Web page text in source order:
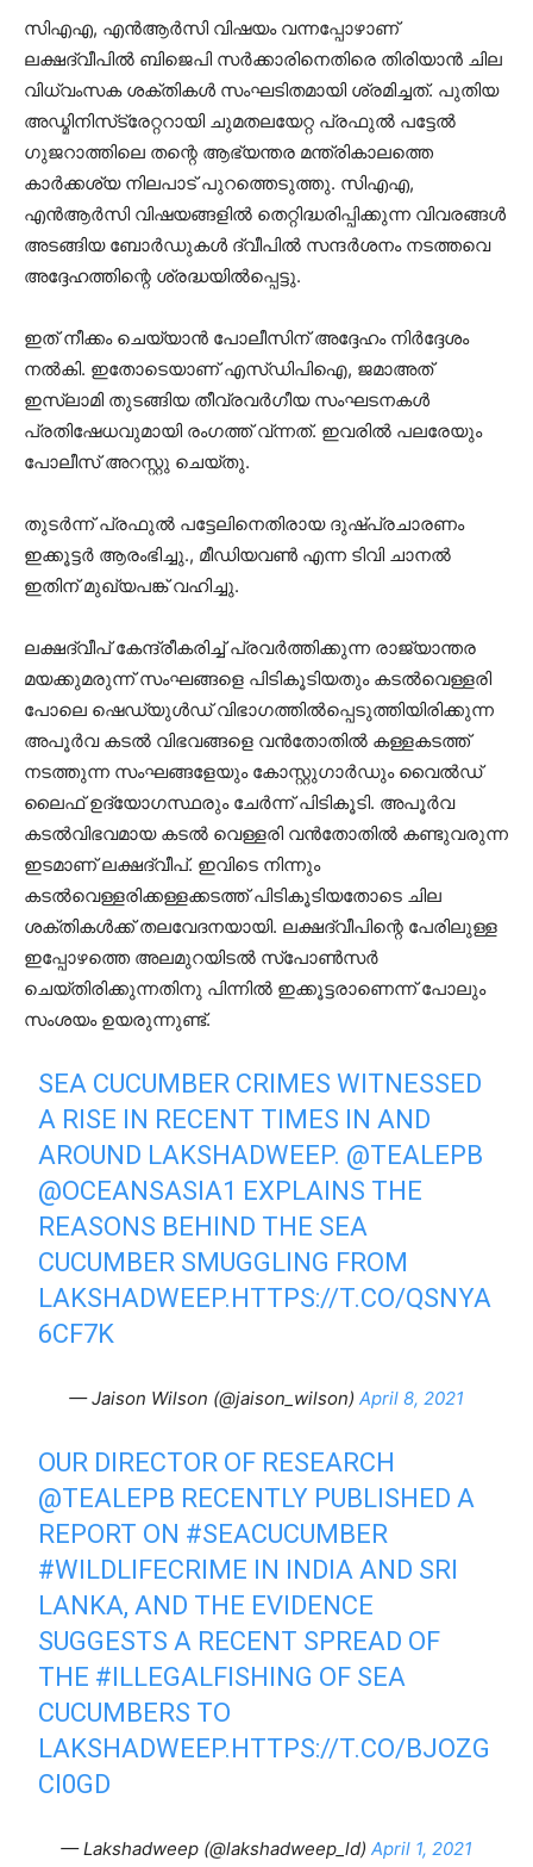
സിഎഎ, എന്‍ആര്‍സി വിഷയം വന്നപ്പോഴാണ്
ലക്ഷദ്വീപില്‍ ബിജെപി സര്‍ക്കാരിനെതിരെ തിരിയാന്‍ ചില
വിധ്വംസക ശക്തികള്‍ സംഘടിതമായി ശ്രമിച്ചത്. പുതിയ
അഡ്മിനിസ്‌ട്രേറ്ററായി ചുമതലയേറ്റ പ്രഫുല്‍ പട്ടേല്‍
ഗുജറാത്തിലെ തന്റെ ആഭ്യന്തര മന്ത്രികാലത്തെ
കാര്‍ക്കശ്യ നിലപാട് പുറത്തെടുത്തു. സിഎഎ,
എന്‍ആര്‍സി വിഷയങ്ങളില്‍ തെറ്റിദ്ധരിപ്പിക്കുന്ന വിവരങ്ങള്‍
അടങ്ങിയ ബോര്‍ഡുകള്‍ ദ്വീപില്‍ സന്ദര്‍ശനം നടത്തവെ
അദ്ദേഹത്തിന്റെ ശ്രദ്ധയില്‍പ്പെട്ടു.
ഇത് നീക്കം ചെയ്യാന്‍ പോലീസിന് അദ്ദേഹം നിര്‍ദ്ദേശം
നല്‍കി. ഇതോടെയാണ് എസ്ഡിപിഐ, ജമാഅത്
ഇസ്ലാമി തുടങ്ങിയ തീവ്രവര്‍ഗീയ സംഘടനകള്‍
പ്രതിഷേധവുമായി രംഗത്ത് വ്ന്നത്. ഇവരില്‍ പലരേയും
പോലീസ് അറസ്റ്റു ചെയ്തു.
തുടര്‍ന്ന് പ്രഫുല്‍ പട്ടേലിനെതിരായ ദുഷ്പ്രചാരണം
ഇക്കൂട്ടര്‍ ആരംഭിച്ചു., മീഡിയവണ്‍ എന്ന ടിവി ചാനല്‍
ഇതിന് മുഖ്യപങ്ക് വഹിച്ചു.
ലക്ഷദ്വീപ് കേന്ദ്രീകരിച്ച് പ്രവര്‍ത്തിക്കുന്ന രാജ്യാന്തര
മയക്കുമരുന്ന് സംഘങ്ങളെ പിടികൂടിയതും കടല്‍വെള്ളരി
പോലെ ഷെഡ്യുള്‍ഡ് വിഭാഗത്തില്‍പ്പെടുത്തിയിരിക്കുന്ന
അപൂര്‍വ കടല്‍ വിഭവങ്ങളെ വന്‍തോതില്‍ കള്ളകടത്ത്
നടത്തുന്ന സംഘങ്ങളേയും കോസ്റ്റുഗാര്‍ഡും വൈല്‍ഡ്
ലൈഫ് ഉദ്യോഗസ്ഥരും ചേര്‍ന്ന് പിടികൂടി. അപൂര്‍വ
കടല്‍വിഭവമായ കടല്‍ വെള്ളരി വന്‍തോതില്‍ കണ്ടുവരുന്ന
ഇടമാണ് ലക്ഷദ്വീപ്. ഇവിടെ നിന്നും
കടല്‍വെള്ളരിക്കള്ളക്കടത്ത് പിടികൂടിയതോടെ ചില
ശക്തികള്‍ക്ക് തലവേദനയായി. ലക്ഷദ്വീപിന്റെ പേരിലുള്ള
ഇപ്പോഴത്തെ അലമുറയിടല്‍ സ്‌പോണ്‍സര്‍
ചെയ്തിരിക്കുന്നതിനു പിന്നില്‍ ഇക്കൂട്ടരാണെന്ന് പോലും
സംശയം ഉയരുന്നുണ്ട്.
SEA CUCUMBER CRIMES WITNESSED
A RISE IN RECENT TIMES IN AND
AROUND LAKSHADWEEP. @TEALEPB
@OCEANSASIA1 EXPLAINS THE
REASONS BEHIND THE SEA
CUCUMBER SMUGGLING FROM
LAKSHADWEEP.HTTPS://T.CO/QSNYA
6CF7K
— Jaison Wilson (@jaison_wilson) April 8, 2021
OUR DIRECTOR OF RESEARCH
@TEALEPB RECENTLY PUBLISHED A
REPORT ON #SEACUCUMBER
#WILDLIFECRIME IN INDIA AND SRI
LANKA, AND THE EVIDENCE
SUGGESTS A RECENT SPREAD OF
THE #ILLEGALFISHING OF SEA
CUCUMBERS TO
LAKSHADWEEP.HTTPS://T.CO/BJOZG
CI0GD
— Lakshadweep (@lakshadweep_ld) April 1, 2021